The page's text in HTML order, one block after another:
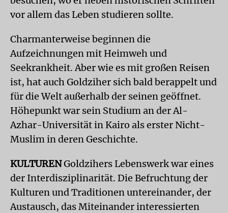
vor allem das Leben studieren sollte.
Charmanterweise beginnen die
Aufzeichnungen mit Heimweh und
Seekrankheit. Aber wie es mit großen Reisen
ist, hat auch Goldziher sich bald berappelt und
für die Welt außerhalb der seinen geöffnet.
Höhepunkt war sein Studium an der Al-
Azhar-Universität in Kairo als erster Nicht-
Muslim in deren Geschichte.
KULTURENGoldzihers Lebenswerk war eines
der Interdisziplinarität. Die Befruchtung der
Kulturen und Traditionen untereinander, der
Austausch, das Miteinander interessierten